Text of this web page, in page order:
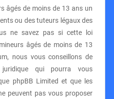
âgés de moins de 13 ans un
ou des tuteurs légaux des
ne savez pas si cette loi
âgés de moins de 13
nous vous conseillons de
qui pourra vous
phpBB Limited et que les
peuvent pas vous proposer